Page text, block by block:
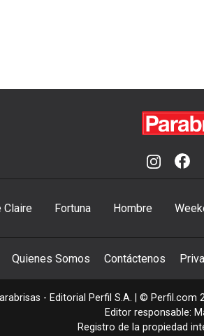
Claire Fortuna Hombre
Quienes Somos Contáctenos
- Editorial Perfil S.A. | © Perfil.com
Editor responsable:
Registro de la propiedad